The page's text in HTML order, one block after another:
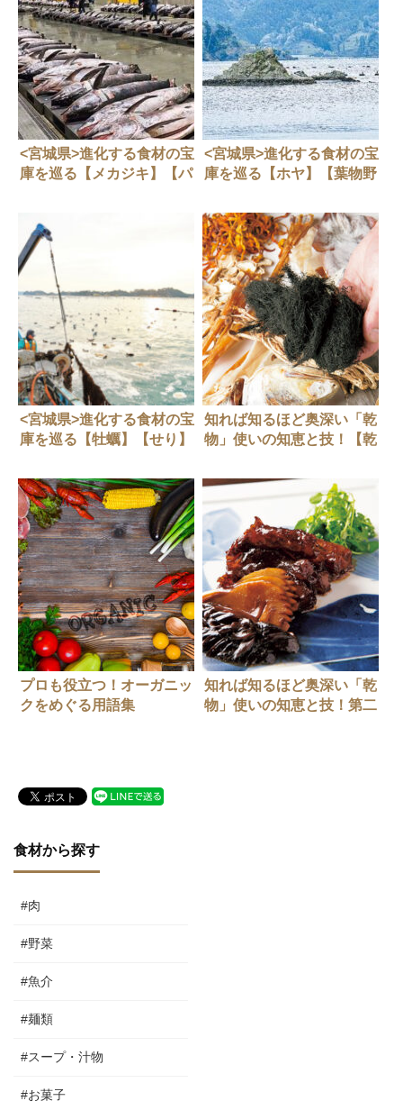
<宮城県>進化する食材の宝
庫を巡る【メカジキ】【パ
<宮城県>進化する食材の宝
庫を巡る【ホヤ】【葉物野
<宮城県>進化する食材の宝
庫を巡る【牡蠣】【せり】
知れば知るほど奥深い「乾
物」使いの知恵と技！【乾
プロも役立つ！オーガニッ
クをめぐる用語集
知れば知るほど奥深い「乾
物」使いの知恵と技！第二
食材から探す
#肉
#野菜
#魚介
#麺類
#スープ・汁物
#お菓子